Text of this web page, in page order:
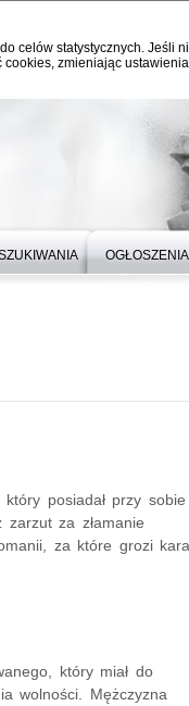
celów statystycznych. Jeśli
zmieniając
OGŁOSZENIA
posiadał przy sobie
zarzut za złamanie
za które grozi kara
który miał do
wolności. Mężczyzna